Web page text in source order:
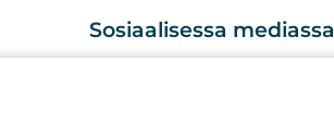
Sosiaalisessa mediassa